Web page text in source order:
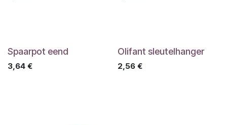
Spaarpot eend
3,64 €
Olifant sleutelhanger
2,56€